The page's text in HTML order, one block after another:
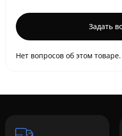
Задать
Нет вопросов об этом товаре.